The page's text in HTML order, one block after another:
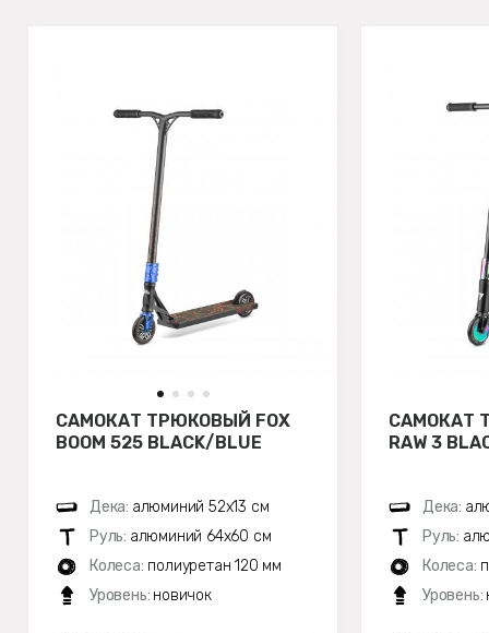
САМОКАТ ТРЮКОВЫЙ FOX
BOOM 525 BLACK/BLUE
Дека: алюминий 52х13 см
Руль: алюминий 64х60 см
Колеса: полиуретан 120 мм
Уровень: новичок
САМОКАТ
RAW 3
Дека:
Руль:
Колеса:
Уровень: